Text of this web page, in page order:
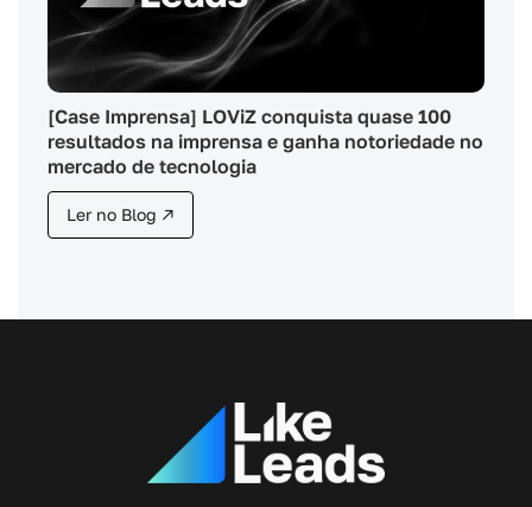
[Case Imprensa] LOViZ conquista quase 100
resultados na imprensa e ganha notoriedade no
mercado de tecnologia
Ler no Blog ↗